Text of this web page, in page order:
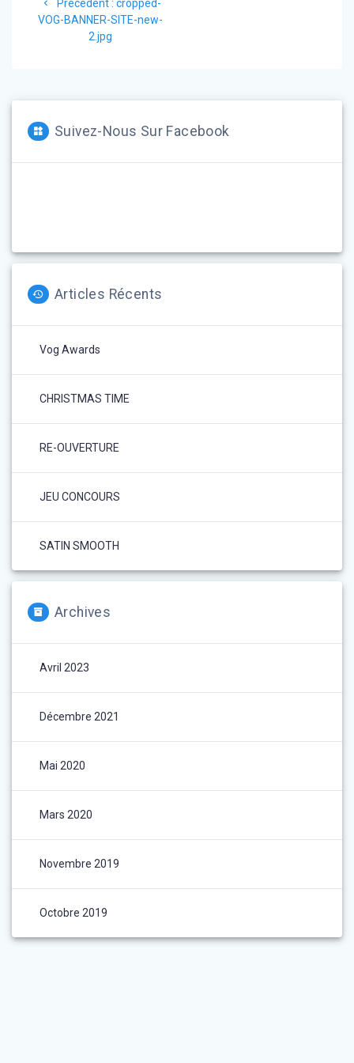
de
l’article
Précédent :
précédent
cropped-
VOG-BANNER-SITE-new-
2.jpg
Suivez-Nous Sur Facebook
Articles Récents
Vog Awards
CHRISTMAS TIME
RE-OUVERTURE
JEU CONCOURS
SATIN SMOOTH
Archives
Avril 2023
Décembre 2021
Mai 2020
Mars 2020
Novembre 2019
Octobre 2019